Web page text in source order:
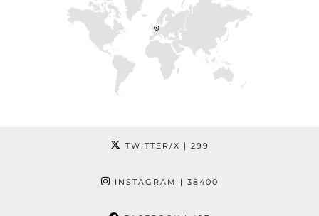
TWITTER/X | 299
INSTAGRAM | 38400